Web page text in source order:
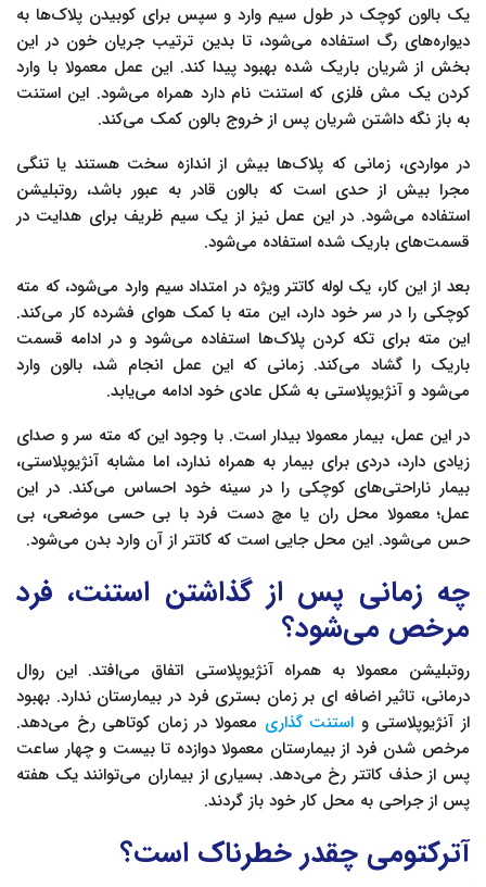
یک بالون کوچک در طول سیم وارد و سپس برای کوبیدن پلاک‌ها به
دیواره‌های رگ استفاده می‌شود، تا بدین ترتیب جریان خون در این
بخش از شریان باریک شده بهبود پیدا کند. این عمل معمولا با وارد
کردن یک مش فلزی که استنت نام دارد همراه می‌شود. این استنت
به باز نگه داشتن شریان پس از خروج بالون کمک می‌کند.
در مواردی، زمانی که پلاک‌ها بیش از اندازه سخت هستند یا تنگی
مجرا بیش از حدی است که بالون قادر به عبور باشد، روتبلیشن
استفاده می‌شود. در این عمل نیز از یک سیم ظریف برای هدایت در
قسمت‌های باریک شده استفاده می‌شود.
بعد از این کار، یک لوله کاتتر ویژه در امتداد سیم وارد می‌شود، که مته
کوچکی را در سر خود دارد، این مته با کمک هوای فشرده کار می‌کند.
این مته برای تکه کردن پلاک‌ها استفاده می‌شود و در ادامه قسمت
باریک را گشاد می‌کند. زمانی که این عمل انجام شد، بالون وارد
می‌شود و آنژیوپلاستی به شکل عادی خود ادامه می‌یابد.
در این عمل، بیمار معمولا بیدار است. با وجود این که مته سر و صدای
زیادی دارد، دردی برای بیمار به همراه ندارد، اما مشابه آنژیوپلاستی،
بیمار ناراحتی‌های کوچکی را در سینه خود احساس می‌کند. در این
عمل؛ معمولا محل ران یا مچ دست فرد با بی حسی موضعی، بی
حس می‌شود. این محل جایی است که کاتتر از آن وارد بدن می‌شود.
چه زمانی پس از گذاشتن استنت، فرد
مرخص می‌شود؟
روتبلیشن معمولا به همراه آنژیوپلاستی اتفاق می‌افتد. این روال
درمانی، تاثیر اضافه ای بر زمان بستری فرد در بیمارستان ندارد. بهبود
از آنژیوپلاستی و استنت گذاری معمولا در زمان کوتاهی رخ می‌دهد.
مرخص شدن فرد از بیمارستان معمولا دوازده تا بیست و چهار ساعت
پس از حذف کاتتر رخ می‌دهد. بسیاری از بیماران می‌توانند یک هفته
پس از جراحی به محل کار خود باز گردند.
آترکتومی چقدر خطرناک است؟